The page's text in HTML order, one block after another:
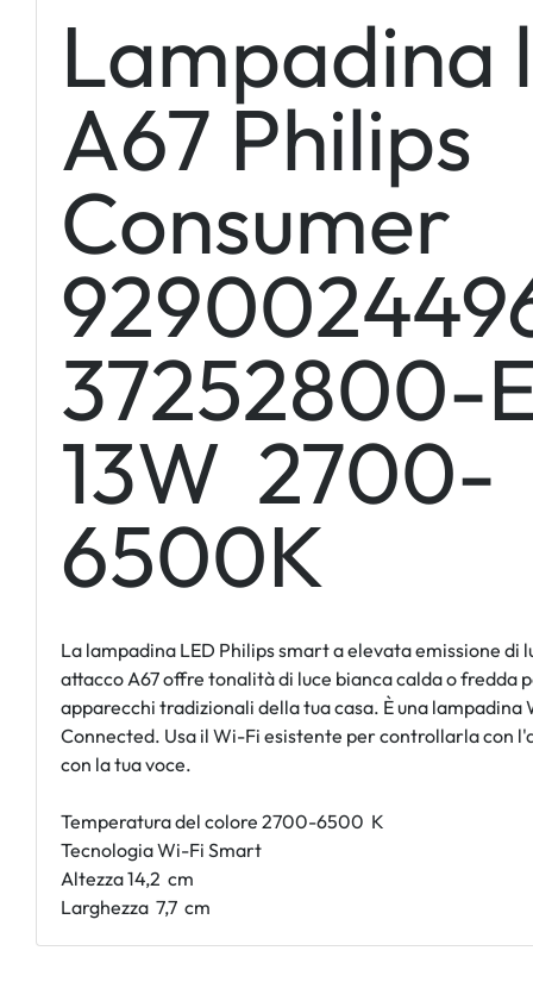
Lampadina
A67 Philips
Consumer
37252800-
13W 2700-
6500K
La lampadina LED Philips smart a elevata emissione di
attacco A67 offre tonalità di luce bianca calda o fredda
apparecchi tradizionali della tua casa. È una lampadina
Connected. Usa il Wi-Fi esistente per controllarla con
con la tua voce.
Temperatura del colore 2700-6500 K
Tecnologia Wi-Fi Smart
Altezza 14,2 cm
Larghezza 7,7 cm